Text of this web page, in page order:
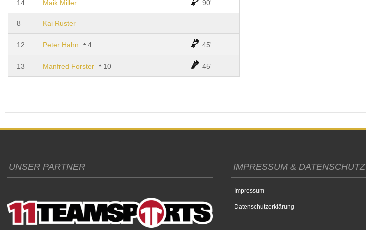
14 Maik Miller 90'
8 Kai Ruster
12 Peter Hahn 4 45'
13 Manfred Forster 10 45'
UNSER PARTNER IMPRESSUM & DATENSCHUTZ
Impressum
Datenschutzerklärung